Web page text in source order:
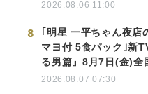
2026.08.06 11:00
8
｢明星 一平ちゃん夜
マヨ付 5食パック｣新
る男篇』8月7日(金)全
2026.08.07 07:30